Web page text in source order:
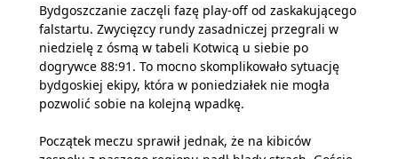
Bydgoszczanie zaczęli fazę play-off od zaskakującego
falstartu. Zwycięzcy rundy zasadniczej przegrali w
niedzielę z ósmą w tabeli Kotwicą u siebie po
dogrywce 88:91. To mocno skomplikowało sytuację
bydgoskiej ekipy, która w poniedziałek nie mogła
pozwolić sobie na kolejną wpadkę.
Początek meczu sprawił jednak, że na kibiców